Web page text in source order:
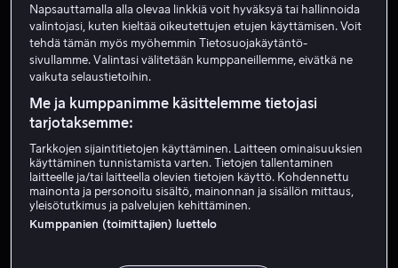
Rasmus Heide
Napsauttamalla alla olevaa linkkiä voit hyväksyä tai hallinnoida
valintojasi, kuten kieltää oikeutettujen etujen käyttämisen. Voit
tehdä tämän myös myöhemmin Tietosuojakäytäntö-
sivullamme. Valintasi välitetään kumppaneillemme, eivätkä ne
vaikuta selaustietoihin.
Me ja kumppanimme käsittelemme tietojasi
tarjotaksemme:
Tarkkojen sijaintitietojen käyttäminen. Laitteen ominaisuuksien
käyttäminen tunnistamista varten. Tietojen tallentaminen
laitteelle ja/tai laitteella olevien tietojen käyttö. Kohdennettu
mainonta ja personoitu sisältö, mainonnan ja sisällön mittaus,
yleisötutkimus ja palvelujen kehittäminen.
Kumppanien (toimittajien) luettelo